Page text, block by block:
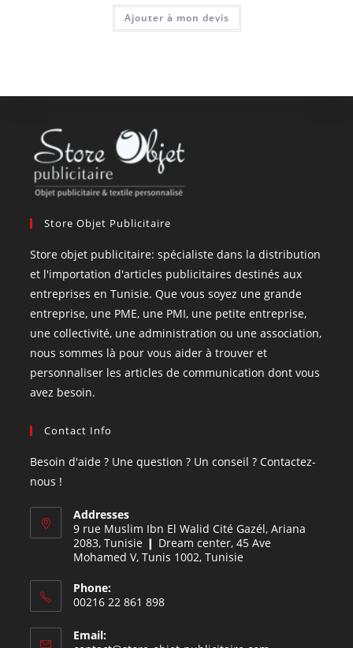
Ajouter à mon devis
Store Objet Publicitaire
Store objet publicitaire: spécialiste dans la distribution
et l'importation d'articles publicitaires destinés aux
entreprises en Tunisie. Que vous soyez une grande
entreprise, une PME, une PMI, une petite entreprise,
une collectivité, une administration ou une association,
nous sommes là pour vous aider à trouver et
personnaliser les articles de communication dont vous
avez besoin.
Contact Info
Besoin d'aide ? Une question ? Un conseil ? Contactez-
nous !
Addresses
9 rue Muslim Ibn El Walid Cité Gazél, Ariana
2083, Tunisie ❙ Dream center, 45 Ave
Mohamed V, Tunis 1002, Tunisie
Phone:
00216 22 861 898
Email: